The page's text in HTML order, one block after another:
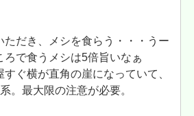
ただき、メシを食らう・・・うー
ろで食うメシは5倍旨いなぁ
ぐ横が直角の崖になっていて、
。最大限の注意が必要。